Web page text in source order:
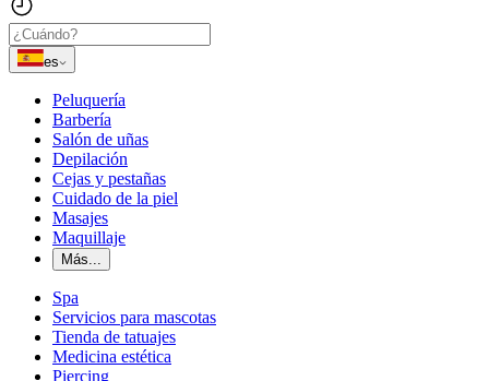
es
Peluquería
Barbería
Salón de uñas
Depilación
Cejas y pestañas
Cuidado de la piel
Masajes
Maquillaje
Más...
Spa
Servicios para mascotas
Tienda de tatuajes
Medicina estética
Piercing